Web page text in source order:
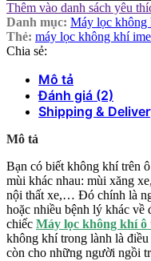
Thêm vào danh sách yêu
Danh mục: Máy lọc không
Thẻ: máy lọc không khí
Chia sẻ:
Mô tả
Đánh giá (2)
Shipping &
Mô tả
Bạn có biết không khí trên
mùi khác nhau: mùi xăng
nội thất xe,… Đó chính là
hoặc nhiều bệnh lý khác
chiếc Máy lọc không khí
không khí trong lành là
còn cho những người ngồi